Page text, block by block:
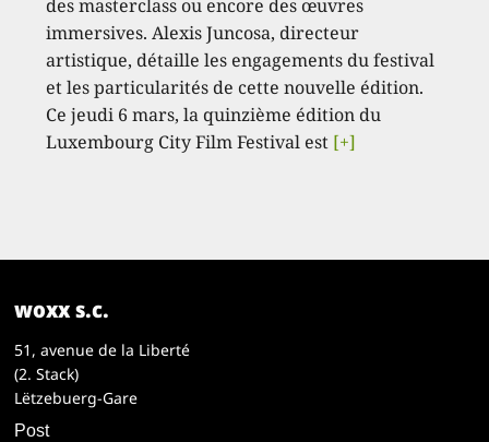
des masterclass ou encore des œuvres
immersives. Alexis Juncosa, directeur
artistique, détaille les engagements du festival
et les particularités de cette nouvelle édition.
Ce jeudi 6 mars, la quinzième édition du
Luxembourg City Film Festival est [+]
woxx s.c.
51, avenue de la Liberté
(2. Stack)
Lëtzebuerg-Gare
Post